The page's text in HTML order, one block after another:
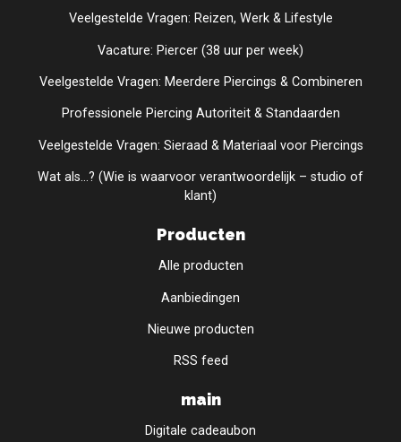
Veelgestelde Vragen: Reizen, Werk & Lifestyle
Vacature: Piercer (38 uur per week)
Veelgestelde Vragen: Meerdere Piercings & Combineren
Professionele Piercing Autoriteit & Standaarden
Veelgestelde Vragen: Sieraad & Materiaal voor Piercings
Wat als...? (Wie is waarvoor verantwoordelijk – studio of
klant)
Producten
Alle producten
Aanbiedingen
Nieuwe producten
RSS feed
main
Digitale cadeaubon